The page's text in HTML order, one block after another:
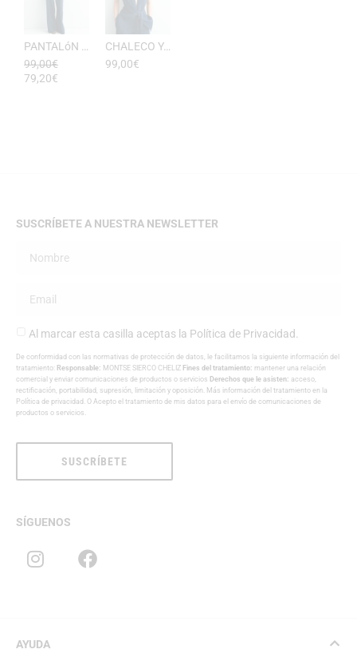
PANTALóN YUKATA MUJER RAYAS DE ESEOESE
99,00€
79,20€
CHALECO YUKATA MUJER DE RAYAS ESEOESE
99,00€
SUSCRÍBETE A NUESTRA NEWSLETTER
Al marcar esta casilla aceptas la Política de Privacidad.
De conformidad con las normativas de protección de datos, le facilitamos la siguiente información del
tratamiento: Responsable: MONTSE SIERCO CHELIZ Fines del tratamiento: mantener una relación
comercial y enviar comunicaciones de productos o servicios Derechos que le asisten: acceso,
rectificación, portabilidad, supresión, limitación y oposición. Más información del tratamiento en la
Política de privacidad . O Acepto el tratamiento de mis datos para el envío de comunicaciones de
productos o servicios.
SUSCRÍBETE
SÍGUENOS
AYUDA